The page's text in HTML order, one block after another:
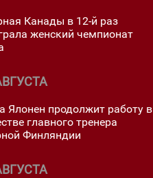
Канады в 12-й раз
женский чемпионат
Ялонен продолжит работу в
главного тренера
Финляндии